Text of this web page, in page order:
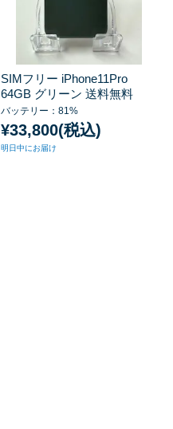
SIMフリー iPhone11Pro
64GB グリーン 送料無料
バッテリー：81%
¥33,800(税込)
明日中にお届け